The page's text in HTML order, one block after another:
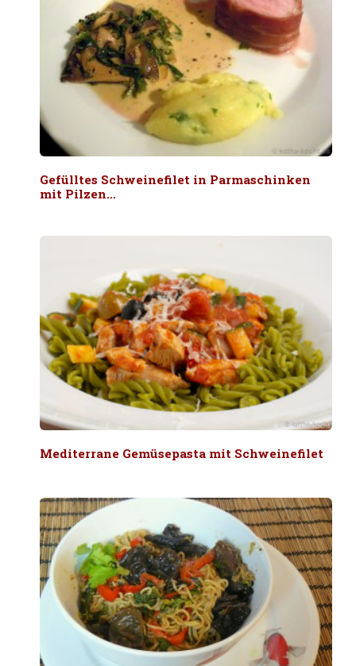
Gefülltes Schweinefilet in Parmaschinken
mit Pilzen…
Mediterrane Gemüsepasta mit Schweinefilet